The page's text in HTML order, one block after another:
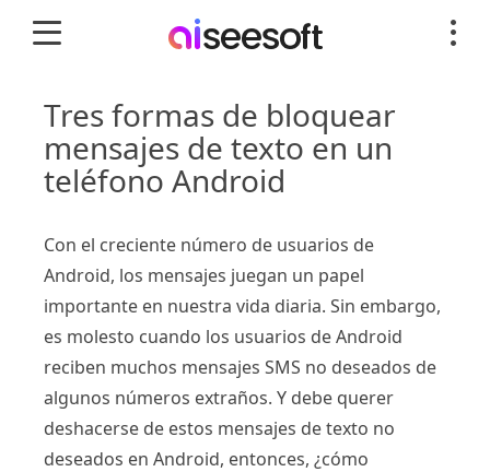
Tres formas de bloquear
mensajes de texto en un
teléfono Android
Con el creciente número de usuarios de
Android, los mensajes juegan un papel
importante en nuestra vida diaria. Sin embargo,
es molesto cuando los usuarios de Android
reciben muchos mensajes SMS no deseados de
algunos números extraños. Y debe querer
deshacerse de estos mensajes de texto no
deseados en Android, entonces, ¿cómo